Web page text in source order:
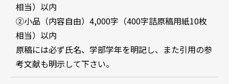
相当）以内
②小品（内容自由）4,000字（400字詰原稿用紙10枚
相当）以内
原稿には必ず氏名、学部学年を明記し、また引用の参
考文献も明示して下さい。